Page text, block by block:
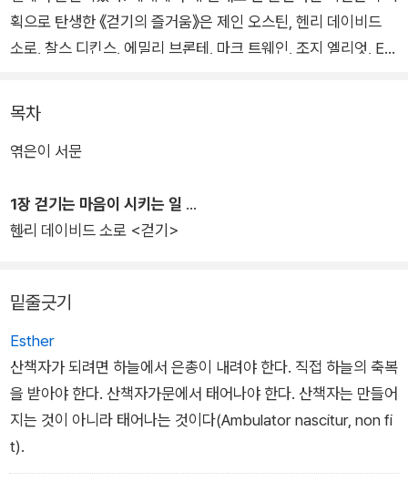
획으로 탄생한 《걷기의 즐거움》은 제인 오스틴, 헨리 데이비드
소로, 찰스 디킨스, 에밀리 브론테, 마크 트웨인, 조지 엘리엇, E.
동한 문호들의 '걷기'를 주제로 한 글을 담은 앤솔러지다.
시, 에세이, 소설 등 서른네 명의 세계적인 작가가 길 위에서 써내
은 이 책에서 너무 빠르게 흘러가는 세상을 생각의 속도로 유유히
산책하며, 자기만의 속도로 인생을 걷는 법을 만나게 될 것이다.
목차
엮은이 서문
1장 걷기는 마음이 시키는 일
헨리 데이비드 소로 <걷기>
밑줄긋기
Esther
산책자가 되려면 하늘에서 은총이 내려야 한다. 직접 하늘의 축복
을 받아야 한다. 산책자가문에서 태어나야 한다. 산책자는 만들어
지는 것이 아니라 태어나는 것이다(Ambulator nascitur, non fi
t).